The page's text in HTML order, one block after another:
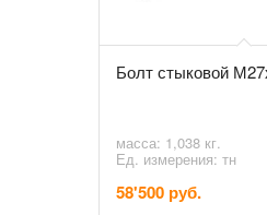
Болт стыковой
масса: 1,038 кг.
Ед. измерения: тн
58'500 руб.